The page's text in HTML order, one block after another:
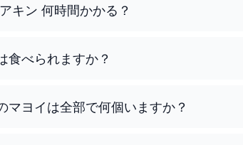
キン 何時間かかる？
食べられますか？
マヨイは全部で何個いますか？